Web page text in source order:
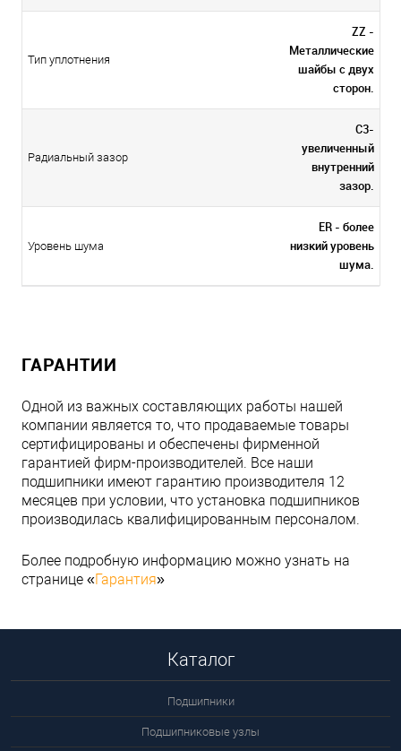
Тип уплотнения
ZZ -
Металлические
шайбы с двух
сторон.
Радиальный зазор
C3-
увеличенный
внутренний
зазор.
Уровень шума
ER - более
низкий уровень
шума.
ГАРАНТИИ
Одной из важных составляющих работы нашей
компании является то, что продаваемые товары
сертифицированы и обеспечены фирменной
гарантией фирм-производителей. Все наши
подшипники имеют гарантию производителя 12
месяцев при условии, что установка подшипников
производилась квалифицированным персоналом.
Более подробную информацию можно узнать на
странице «Гарантия»
Каталог
Подшипники
Подшипниковые узлы